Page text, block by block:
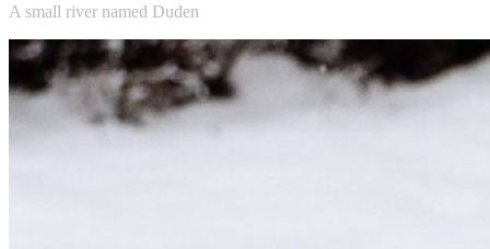
A small river named Duden